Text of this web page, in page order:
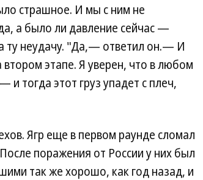
страшное. И мы с ним не
а было ли давление сейчас —
ту неудачу. "Да,— ответил он.— И
этапе. Я уверен, что в любом
тогда этот груз упадет с плеч,
Ягр еще в первом раунде сломал
поражения от России у них был
так же хорошо, как год назад, и